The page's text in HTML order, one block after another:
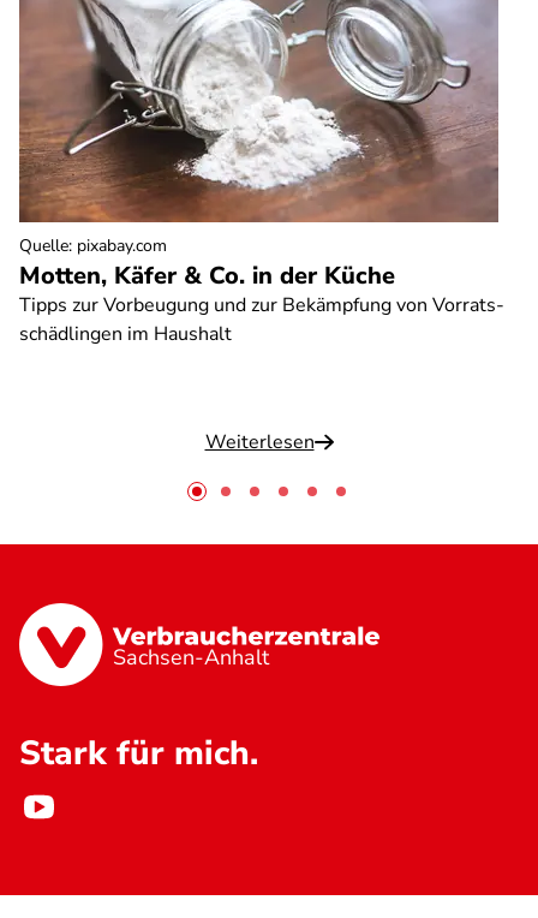
Motten, Käfer & Co. in der Küche
Tipps zur Vorbeugung und zur Bekämpfung von Vorrats-
schädlingen im Haushalt
Weiterlesen
Quelle: pixabay.com
Sachsen-Anhalt
Stark für mich.